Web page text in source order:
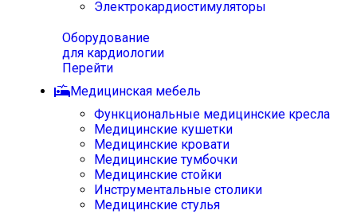
Электрокардиостимуляторы
Оборудование
для кардиологии
Перейти
Медицинская мебель
Функциональные медицинские кресла
Медицинские кушетки
Медицинские кровати
Медицинские тумбочки
Медицинские стойки
Инструментальные столики
Медицинские стулья